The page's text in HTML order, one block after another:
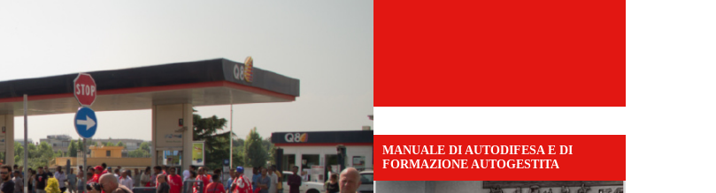
MANUALE DI AUTODIFESA E DI
FORMAZIONE AUTOGESTITA